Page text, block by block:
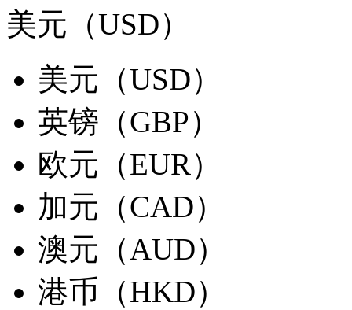
美元（USD）
美元（USD）
英镑（GBP）
欧元（EUR）
加元（CAD）
澳元（AUD）
港币（HKD）